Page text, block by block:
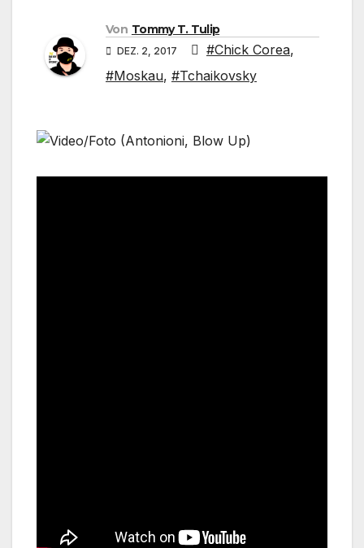
Von Tommy T. Tulip
DEZ. 2, 2017 #Chick Corea,
#Moskau, #Tchaikovsky